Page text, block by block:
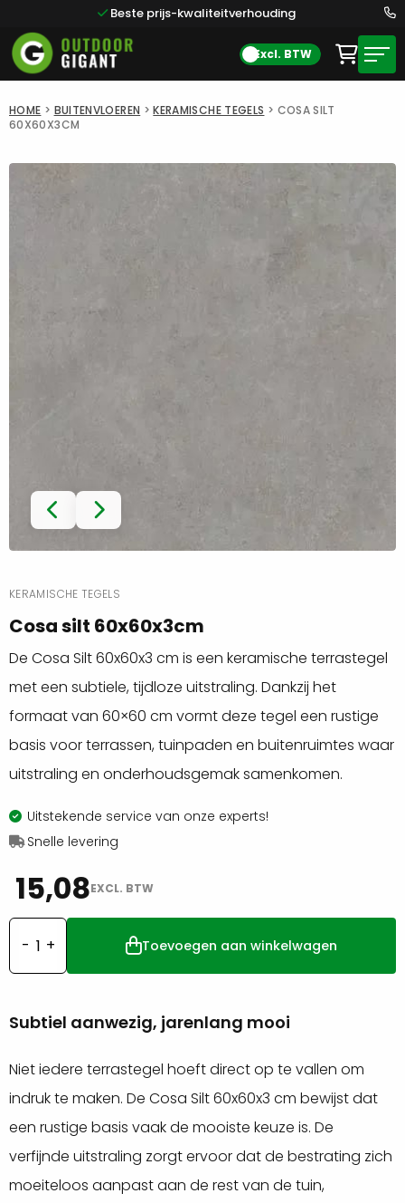
Beste prijs-kwaliteitverhouding
Excl. BTW
HOME > BUITENVLOEREN >KERAMISCHE TEGELS > COSA SILT
60X60X3CM
KERAMISCHE TEGELS
Cosa silt 60x60x3cm
De Cosa Silt 60x60x3 cm is een keramische terrastegel
met een subtiele, tijdloze uitstraling. Dankzij het
formaat van 60×60 cm vormt deze tegel een rustige
basis voor terrassen, tuinpaden en buitenruimtes waar
uitstraling en onderhoudsgemak samenkomen.
Uitstekende service van onze experts!
Snelle levering
15,08EXCL. BTW
Cosa
silt
aantal
Toevoegen aan winkelwagen
Subtiel aanwezig, jarenlang mooi
Niet iedere terrastegel hoeft direct op te vallen om
indruk te maken. De Cosa Silt 60x60x3 cm bewijst dat
een rustige basis vaak de mooiste keuze is. De
verfijnde uitstraling zorgt ervoor dat de bestrating zich
moeiteloos aanpast aan de rest van de tuin,